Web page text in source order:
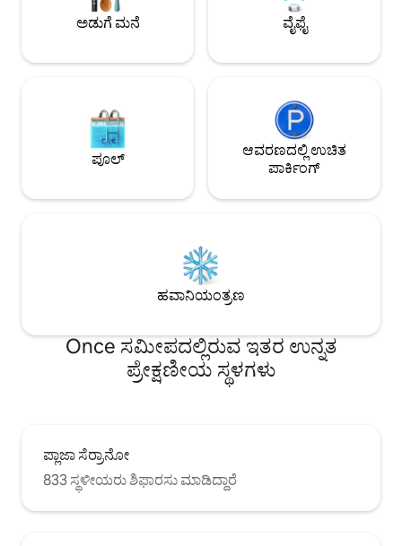
ಯಾವುದೇ ಸಮಯದಲ್ಲಿ ಉಚಿತ ಲಗೇಜ್
ಸಂಗ್ರಹಣೆಯನ್ನು ನೀಡುತ್ತೇವೆ. ಈ ಪ್ರಾಪರ್ಟಿ ಮತ್ತು
ಸಹಾಯ ಮಾಡಲು ಸಂತೋಷಪಡುತ್ತೇವೆ!
ಜಾಕುಝಿ, ಸಂಡೆಕ್,
ಅಡುಗೆ ಮನೆ ವೈಫೈ
ಪೂಲ್
ಆವರಣದಲ್ಲಿ ಉಚಿತ
ಪಾರ್ಕಿಂಗ್
ಹವಾನಿಯಂತ್ರಣ
Once ಸಮೀಪದಲ್ಲಿರುವ ಇತರ ಉನ್ನತ
ಪ್ರೇಕ್ಷಣೀಯ ಸ್ಥಳಗಳು
ಪ್ಲಾಜಾ ಸೆರ್ರಾನೋ
833 ಸ್ಥಳೀಯರು ಶಿಫಾರಸು ಮಾಡಿದ್ದಾರೆ